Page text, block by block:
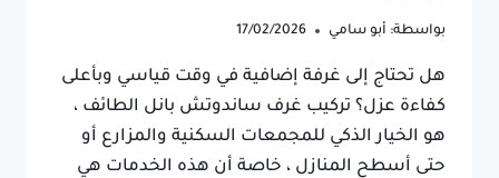
بواسطة: أبو سامي 17/02/2026
​هل تحتاج إلى غرفة إضافية في وقت قياسي وبأعلى
كفاءة عزل؟ تركيب غرف ساندوتش بانل الطائف ،
هو الخيار الذكي للمجمعات السكنية والمزارع أو
حتى أسطح المنازل ، خاصة أن هذه الخدمات هي